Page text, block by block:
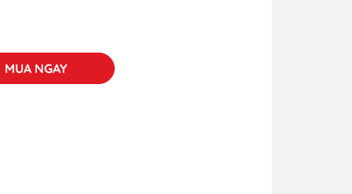
MUA NGAY